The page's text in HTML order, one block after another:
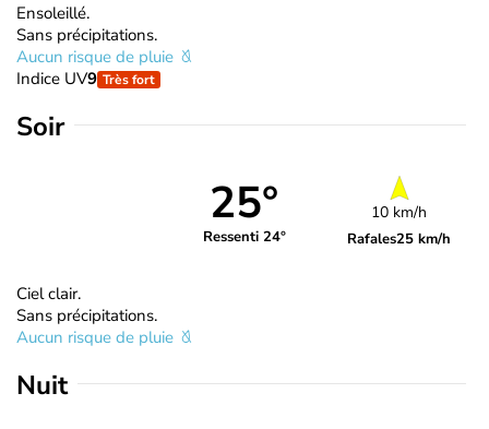
Ensoleillé.
Sans précipitations.
Aucun risque de pluie
Indice UV9 Très fort
Soir
25°
Ressenti 24°
10 km/h
Rafales25 km/h
Ciel clair.
Sans précipitations.
Aucun risque de pluie
Nuit